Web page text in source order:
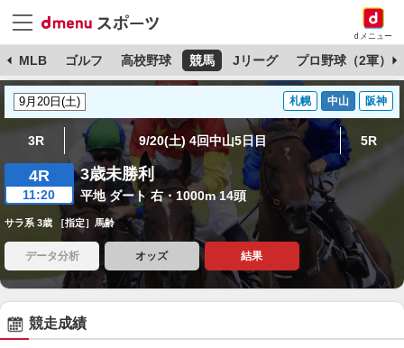
dメニュー
MLB ゴルフ 高校野球 競馬 Jリーグ プロ野球（2軍）
札幌 中山 阪神
3R 9/20(土) 4回中山5日目 5R
4R
11:20
3歳未勝利
平地 ダート 右・1000m 14頭
サラ系 3歳 ［指定］馬齢
データ分析 オッズ 結果
競走成績